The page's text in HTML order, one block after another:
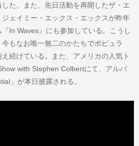
た。また、先日活動を再開したザ・エ
ェイミー・エックス・エックスが昨年
In Waves』にも参加している。こうし
もなお唯一無二のかたちでポピュラ
続けている。また、アメリカの人気ト
with Stephen Colbertにて、アルバ
」が本日披露される。